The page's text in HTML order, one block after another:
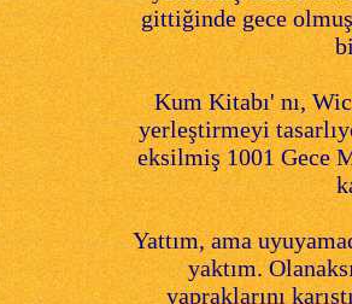
gittiğinde gece
Kum Kitabı' nı,
yerleştirmeyi
eksilmiş 1001 Gece
Yattım, ama
yaktım.
yapraklarını